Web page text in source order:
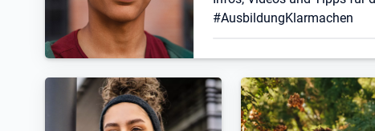
#AusbildungKlarmachen